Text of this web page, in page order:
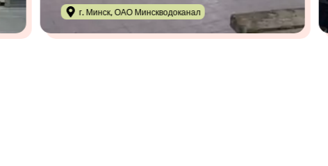
г. Минск, ОАО Минскводоканал